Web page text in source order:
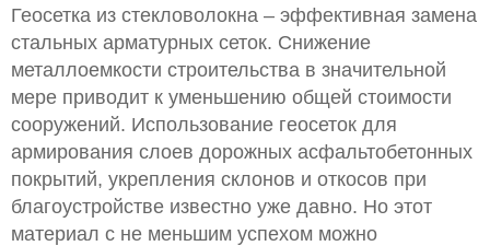
Геосетка из стекловолокна – эффективная замена
стальных арматурных сеток. Снижение
металлоемкости строительства в значительной
мере приводит к уменьшению общей стоимости
сооружений. Использование геосеток для
армирования слоев дорожных асфальтобетонных
покрытий, укрепления склонов и откосов при
благоустройстве известно уже давно. Но этот
материал с не меньшим успехом можно